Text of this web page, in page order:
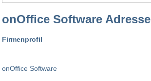
onOffice Software Adresse
Firmenprofil
onOffice Software